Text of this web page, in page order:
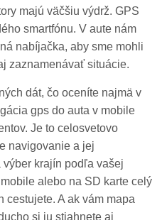
majú väčšiu výdrž. GPS
smartfónu. V aute nám
nabíjačka, aby sme mohli
zaznamenávať situácie.
dát, čo oceníte najmä v
gps do auta v mobile
Je to celosvetovo
navigovanie a jej
krajín podľa vašej
alebo na SD karte celý
cestujete. A ak vám mapa
si ju stiahnete aj